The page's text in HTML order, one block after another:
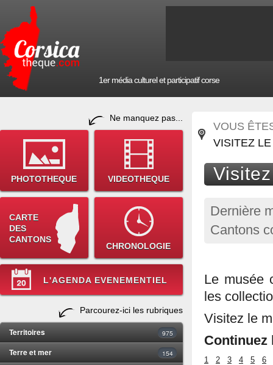
1er média culturel et participatif corse
Ne manquez pas...
PHOTOTHEQUE VIDEOTHEQUE
CARTE
DES
CANTONS
CHRONOLOGIE
L'AGENDA EVENEMENTIEL
Parcourez-ici les rubriques
Territoires 975
Terre et mer 154
VOUS
VISITEZ
Dernière
Cantons
Le musée
les
Visitez le
1 2 3 4 5 6